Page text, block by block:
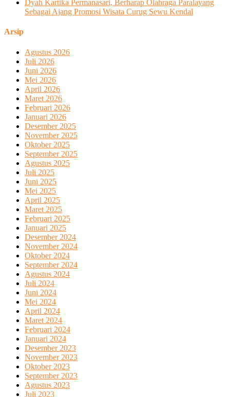
Dyah Kartika Permanasari, Berharap Olahraga Paralayang
Sebagai Ajang Promosi Wisata Curug Sewu Kendal
Arsip
Agustus 2026
Juli 2026
Juni 2026
Mei 2026
April 2026
Maret 2026
Februari 2026
Januari 2026
Desember 2025
November 2025
Oktober 2025
September 2025
Agustus 2025
Juli 2025
Juni 2025
Mei 2025
April 2025
Maret 2025
Februari 2025
Januari 2025
Desember 2024
November 2024
Oktober 2024
September 2024
Agustus 2024
Juli 2024
Juni 2024
Mei 2024
April 2024
Maret 2024
Februari 2024
Januari 2024
Desember 2023
November 2023
Oktober 2023
September 2023
Agustus 2023
Juli 2023